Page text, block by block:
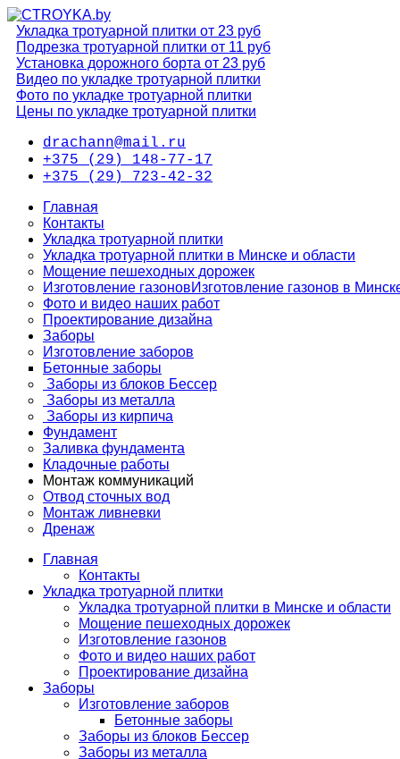
Укладка тротуарной плитки от 23 руб
Подрезка тротуарной плитки от 11 руб
Установка дорожного борта от 23 руб
Видео по укладке тротуарной плитки
Фото по укладке тротуарной плитки
Цены по укладке тротуарной плитки
drachann@mail.ru
+375 (29) 148-77-17
+375 (29) 723-42-32
Главная
Контакты
Укладка тротуарной плитки
Укладка тротуарной плитки в Минске и области
Мощение пешеходных дорожек
Изготовление газоновИзготовление газонов в
Фото и видео наших работ
Проектирование дизайна
Заборы
Изготовление заборов
Бетонные заборы
Заборы из блоков Бессер
Заборы из металла
Заборы из кирпича
Фундамент
Заливка фундамента
Кладочные работы
Монтаж коммуникаций
Отвод сточных вод
Монтаж ливневки
Дренаж
Главная
Контакты
Укладка тротуарной плитки
Укладка тротуарной плитки в Минске и области
Мощение пешеходных дорожек
Изготовление газонов
Фото и видео наших работ
Проектирование дизайна
Заборы
Изготовление заборов
Бетонные заборы
Заборы из блоков Бессер
Заборы из металла